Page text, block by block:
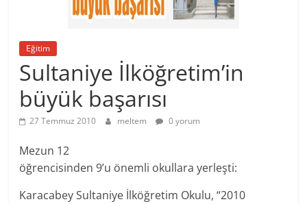
Eğitim
Sultaniye İlköğretim’in
büyük başarısı
27 Temmuz 2010 meltem 0 yorum
Mezun 12
öğrencisinden 9’u önemli okullara yerleşti:
Karacabey Sultaniye İlköğretim Okulu, “2010